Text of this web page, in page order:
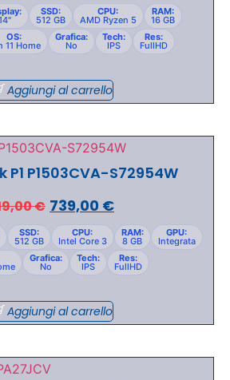
SSD:
512 GB
CPU:
AMD Ryzen 5
RAM:
16 GB
OS:
11 Home
Grafica:
No
Tech:
IPS
Res:
FullHD
Aggiungi al carrello
P1 P1503CVA-S72954W
€ 739,00 €
SSD:
512 GB
CPU:
Intel Core 3
RAM:
8 GB
GPU:
Integrata
Grafica:
No
Tech:
IPS
Res:
FullHD
Aggiungi al carrello